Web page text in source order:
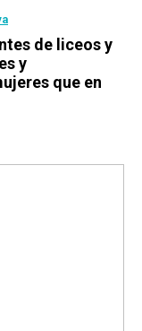
de liceos y
y
que en